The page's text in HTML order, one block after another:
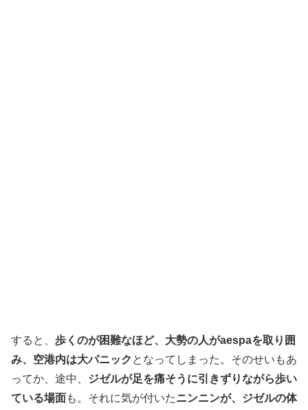
すると、 歩くのが困難なほど、大勢の人がaespaを取り囲
み、空港内は大パニック となってしまった。そのせいもあ
ってか、途中、 ジゼルが足を痛そうに引きずりながら歩い
ている場面も。それに気が付いたニンニンが、ジゼルの体